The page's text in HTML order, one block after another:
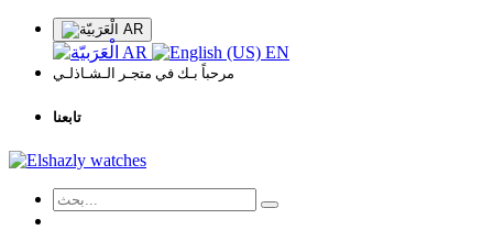
AR
AR EN
مرحباً بـك في متجـر الـشـاذلـي
تابعنا